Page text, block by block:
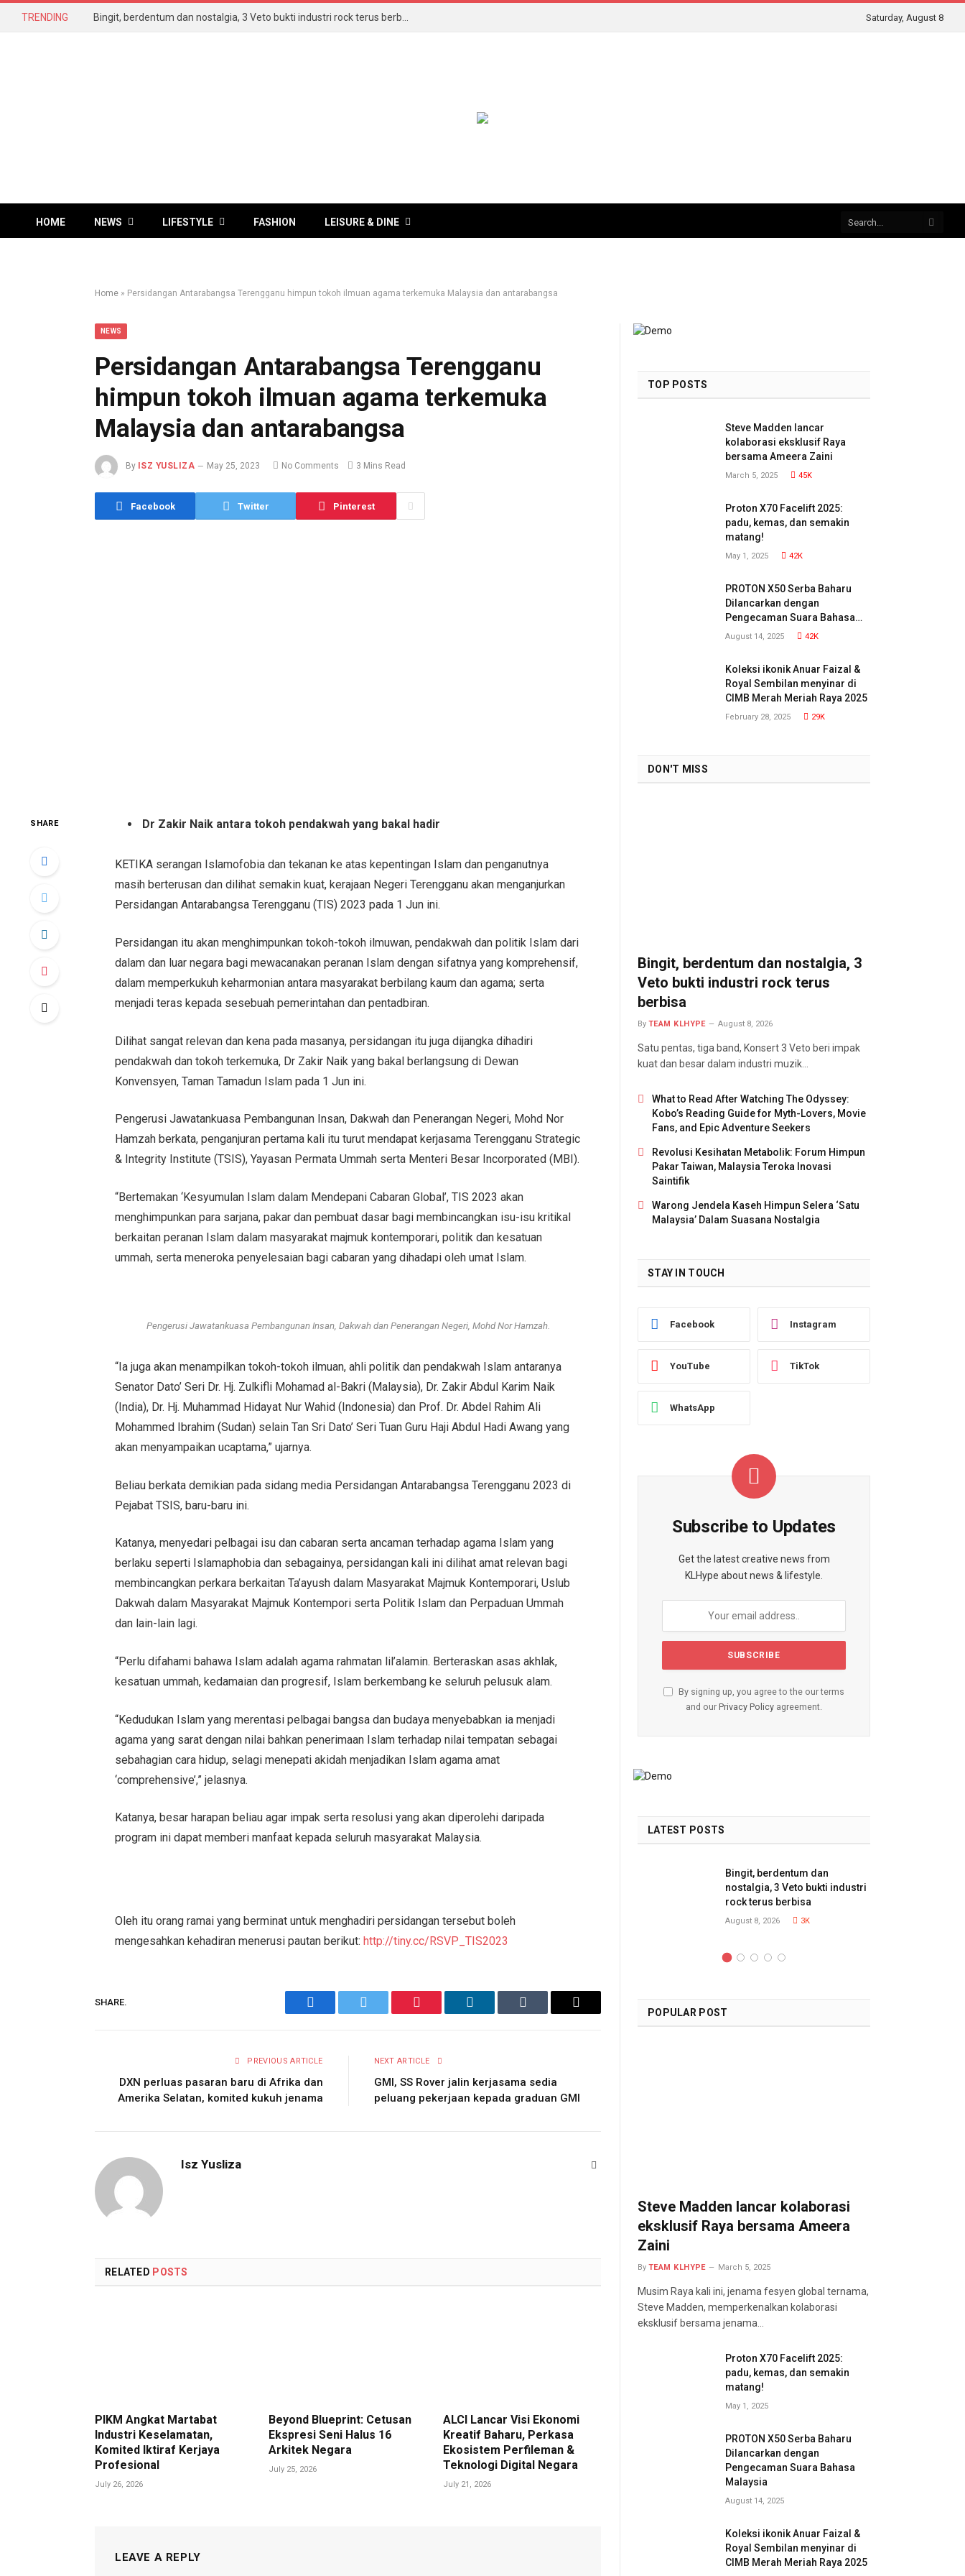
TRENDING Saturday, August 8
HOME NEWS LIFESTYLE FASHION LEISURE & DINE
Home » Persidangan Antarabangsa Terengganu himpun tokoh ilmuan agama terkemuka Malaysia dan antarabangsa
NEWS
Persidangan Antarabangsa Terengganu
himpun tokoh ilmuan agama terkemuka
Malaysia dan antarabangsa
By ISZ YUSLIZA May 25, 2023 No Comments 3 Mins Read
Facebook Twitter Pinterest
SHARE Dr Zakir Naik antara tokoh pendakwah yang bakal hadir
KETIKA serangan Islamofobia dan tekanan ke atas kepentingan Islam dan penganutnya
masih berterusan dan dilihat semakin kuat, kerajaan Negeri Terengganu akan menganjurkan
Persidangan Antarabangsa Terengganu (TIS) 2023 pada 1 Jun ini.
Persidangan itu akan menghimpunkan tokoh-tokoh ilmuwan, pendakwah dan politik Islam dari
dalam dan luar negara bagi mewacanakan peranan Islam dengan sifatnya yang komprehensif,
dalam memperkukuh keharmonian antara masyarakat berbilang kaum dan agama; serta
menjadi teras kepada sesebuah pemerintahan dan pentadbiran.
Dilihat sangat relevan dan kena pada masanya, persidangan itu juga dijangka dihadiri
pendakwah dan tokoh terkemuka, Dr Zakir Naik yang bakal berlangsung di Dewan
Konvensyen, Taman Tamadun Islam pada 1 Jun ini.
Pengerusi Jawatankuasa Pembangunan Insan, Dakwah dan Penerangan Negeri, Mohd Nor
Hamzah berkata, penganjuran pertama kali itu turut mendapat kerjasama Terengganu Strategic
& Integrity Institute (TSIS), Yayasan Permata Ummah serta Menteri Besar Incorporated (MBI).
“Bertemakan ‘Kesyumulan Islam dalam Mendepani Cabaran Global’, TIS 2023 akan
menghimpunkan para sarjana, pakar dan pembuat dasar bagi membincangkan isu-isu kritikal
berkaitan peranan Islam dalam masyarakat majmuk kontemporari, politik dan kesatuan
ummah, serta meneroka penyelesaian bagi cabaran yang dihadapi oleh umat Islam.
Pengerusi Jawatankuasa Pembangunan Insan, Dakwah dan Penerangan Negeri, Mohd Nor Hamzah.
“Ia juga akan menampilkan tokoh-tokoh ilmuan, ahli politik dan pendakwah Islam antaranya
Senator Dato’ Seri Dr. Hj. Zulkifli Mohamad al-Bakri (Malaysia), Dr. Zakir Abdul Karim Naik
(India), Dr. Hj. Muhammad Hidayat Nur Wahid (Indonesia) dan Prof. Dr. Abdel Rahim Ali
Mohammed Ibrahim (Sudan) selain Tan Sri Dato’ Seri Tuan Guru Haji Abdul Hadi Awang yang
akan menyampaikan ucaptama,” ujarnya.
Beliau berkata demikian pada sidang media Persidangan Antarabangsa Terengganu 2023 di
Pejabat TSIS, baru-baru ini.
Katanya, menyedari pelbagai isu dan cabaran serta ancaman terhadap agama Islam yang
berlaku seperti Islamaphobia dan sebagainya, persidangan kali ini dilihat amat relevan bagi
membincangkan perkara berkaitan Ta’ayush dalam Masyarakat Majmuk Kontemporari, Uslub
Dakwah dalam Masyarakat Majmuk Kontempori serta Politik Islam dan Perpaduan Ummah
dan lain-lain lagi.
“Perlu difahami bahawa Islam adalah agama rahmatan lil’alamin. Berteraskan asas akhlak,
kesatuan ummah, kedamaian dan progresif, Islam berkembang ke seluruh pelusuk alam.
“Kedudukan Islam yang merentasi pelbagai bangsa dan budaya menyebabkan ia menjadi
agama yang sarat dengan nilai bahkan penerimaan Islam terhadap nilai tempatan sebagai
sebahagian cara hidup, selagi menepati akidah menjadikan Islam agama amat
‘comprehensive’,” jelasnya.
Katanya, besar harapan beliau agar impak serta resolusi yang akan diperolehi daripada
program ini dapat memberi manfaat kepada seluruh masyarakat Malaysia.
Oleh itu orang ramai yang berminat untuk menghadiri persidangan tersebut boleh
mengesahkan kehadiran menerusi pautan berikut: http://tiny.cc/RSVP_TIS2023
SHARE.
Facebook Twitter Pinterest LinkedIn Tumblr Email
PREVIOUS ARTICLE
DXN perluas pasaran baru di Afrika dan
Amerika Selatan, komited kukuh jenama
NEXT ARTICLE
GMI, SS Rover jalin kerjasama sedia
peluang pekerjaan kepada graduan GMI
Isz Yusliza
RELATED POSTS
PIKM Angkat Martabat
Industri Keselamatan,
Komited Iktiraf Kerjaya
Profesional
July 26, 2026
Beyond Blueprint: Cetusan
Ekspresi Seni Halus 16
Arkitek Negara
July 25, 2026
ALCI Lancar Visi Ekonomi
Kreatif Baharu, Perkasa
Ekosistem Perfileman &
Teknologi Digital Negara
July 21, 2026
LEAVE A REPLY
TOP POSTS
Steve Madden lancar
kolaborasi eksklusif Raya
bersama Ameera Zaini
March 5, 2025 45K
Proton X70 Facelift 2025:
padu, kemas, dan semakin
matang!
May 1, 2025 42K
PROTON X50 Serba Baharu
Dilancarkan dengan
Pengecaman Suara Bahasa
Malaysia
August 14, 2025 42K
Koleksi ikonik Anuar Faizal &
Royal Sembilan menyinar di
CIMB Merah Meriah Raya 2025
February 28, 2025 29K
DON'T MISS
Bingit, berdentum dan nostalgia, 3
Veto bukti industri rock terus
berbisa
By TEAM KLHYPE August 8, 2026
Satu pentas, tiga band, Konsert 3 Veto beri impak
kuat dan besar dalam industri muzik…
What to Read After Watching The Odyssey:
Kobo’s Reading Guide for Myth-Lovers, Movie
Fans, and Epic Adventure Seekers
Revolusi Kesihatan Metabolik: Forum Himpun
Pakar Taiwan, Malaysia Teroka Inovasi
Saintifik
Warong Jendela Kaseh Himpun Selera ‘Satu
Malaysia’ Dalam Suasana Nostalgia
STAY IN TOUCH
Facebook Instagram
YouTube TikTok
WhatsApp
Subscribe to Updates
Get the latest creative news from
KLHype about news & lifestyle.
By signing up, you agree to the our terms
and our Privacy Policy agreement.
LATEST POSTS
DeepZleep Challenge
August 3, 2026
Bingit, berdentum dan
nostalgia, 3 Veto bukti industri
rock terus berbisa
August 8, 2026 3K
POPULAR POST
Steve Madden lancar kolaborasi
eksklusif Raya bersama Ameera
Zaini
By TEAM KLHYPE March 5, 2025
Musim Raya kali ini, jenama fesyen global ternama,
Steve Madden, memperkenalkan kolaborasi
eksklusif bersama jenama…
Proton X70 Facelift 2025:
padu, kemas, dan semakin
matang!
May 1, 2025
PROTON X50 Serba Baharu
Dilancarkan dengan
Pengecaman Suara Bahasa
Malaysia
August 14, 2025
Koleksi ikonik Anuar Faizal &
Royal Sembilan menyinar di
CIMB Merah Meriah Raya 2025